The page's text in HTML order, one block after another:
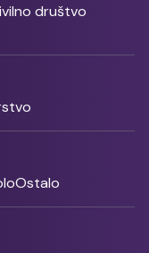
društvo
Ostalo